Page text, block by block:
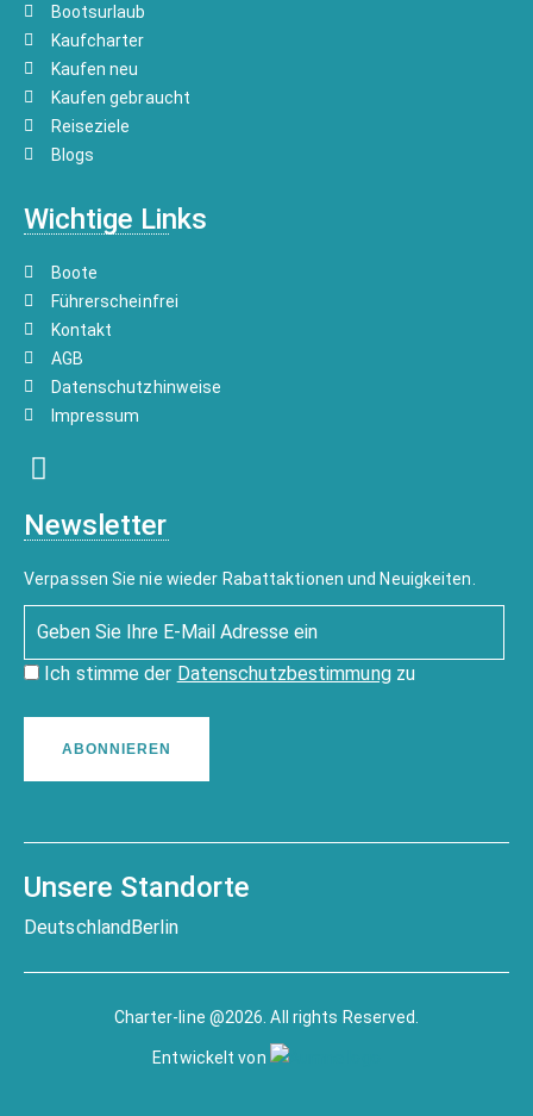
Bootsurlaub
Kaufcharter
Kaufen neu
Kaufen gebraucht
Reiseziele
Blogs
Wichtige Links
Boote
Führerscheinfrei
Kontakt
AGB
Datenschutzhinweise
Impressum
Newsletter
Verpassen Sie nie wieder Rabattaktionen und Neuigkeiten.
Ich stimme der Datenschutzbestimmungzu
ABONNIEREN
Unsere Standorte
DeutschlandBerlin
Charter-line @2026. All rights Reserved.
Entwickelt von